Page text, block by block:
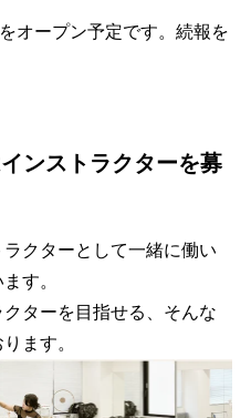
オープン予定です。続報を
ンストラクターを募
クターとして一緒に働い
す。
ターを目指せる、そんな
ます。